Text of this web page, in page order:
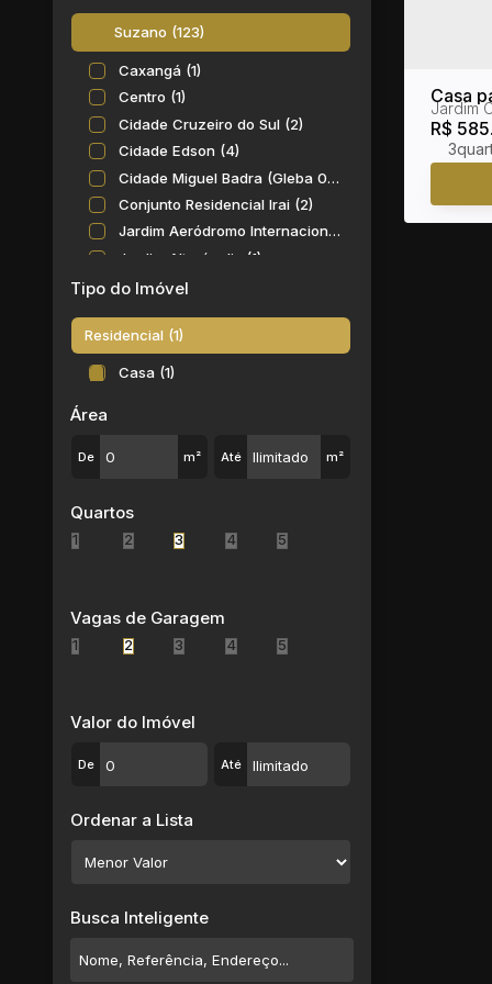
Suzano (123)
Caxangá (1)
Centro (1)
Cidade Cruzeiro do Sul (2)
Cidade Edson (4)
Cidade Miguel Badra (Gleba 02) (1)
Conjunto Residencial Irai (2)
Jardim Aeródromo Internacional (1)
Jardim Alterópolis (1)
Jardim Ana Rosa (Palmeiras) (1)
Jardim Casa Branca (8)
Jardim das Flores (9)
Jardim Marcato (1)
Jardim Monte Cristo (1)
Jardim Planalto (1)
Jardim Revista (2)
Jardim Santa Inês (2)
Jardim Saúde (1)
Jardim Saúde (1)
Tipo do Imóvel
Residencial (1)
Casa (1)
Área
De m² Até m²
Quartos
1 2 3 4 5
Vagas de Garagem
1 2 3 4 5
Valor do Imóvel
De Até
Ordenar a Lista
Busca Inteligente
Casa
Jardim
R$
Jardim
3